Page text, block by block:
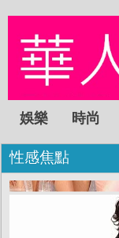
娛樂 時尚
性感焦點